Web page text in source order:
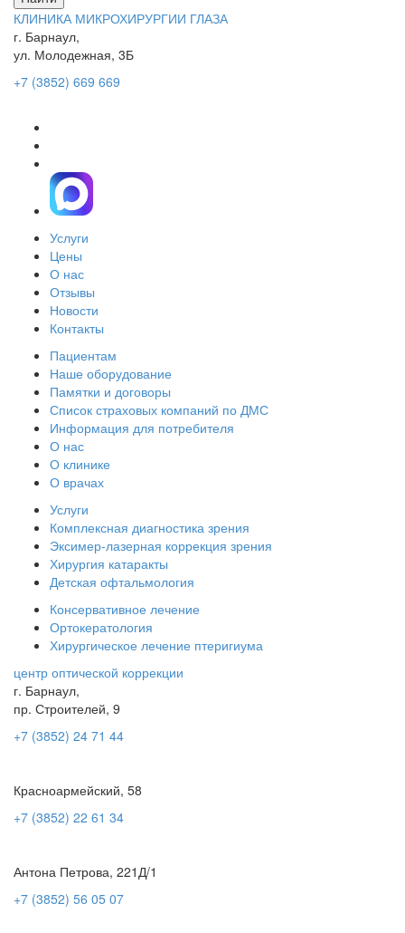
КЛИНИКА МИКРОХИРУРГИИ ГЛАЗА
г. Барнаул,
ул. Молодежная, 3Б
+7 (3852) 669 669
Услуги
Цены
О нас
Отзывы
Новости
Контакты
Пациентам
Наше оборудование
Памятки и договоры
Список страховых компаний по ДМС
Информация для потребителя
О нас
О клинике
О врачах
Услуги
Комплексная диагностика зрения
Эксимер-лазерная коррекция зрения
Хирургия катаракты
Детская офтальмология
Консервативное лечение
Ортокератология
Хирургическое лечение птеригиума
центр оптической коррекции
г. Барнаул,
пр. Строителей, 9
+7 (3852) 24 71 44
Красноармейский, 58
+7 (3852) 22 61 34
Антона Петрова, 221Д/1
+7 (3852) 56 05 07